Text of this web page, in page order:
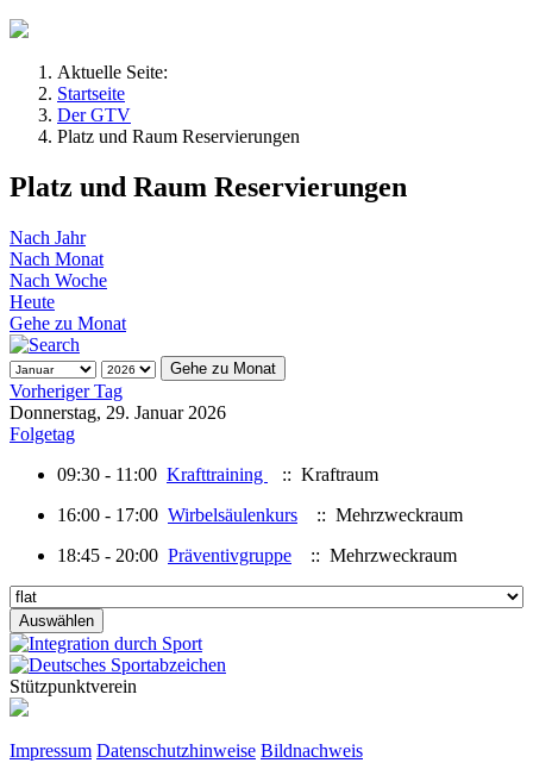
Aktuelle Seite:
Startseite
Der GTV
Platz und Raum Reservierungen
Platz und Raum Reservierungen
Nach Jahr
Nach Monat
Nach Woche
Heute
Gehe zu Monat
Gehe zu Monat
Vorheriger Tag
Donnerstag, 29. Januar 2026
Folgetag
09:30 - 11:00 Krafttraining
:: Kraftraum
16:00 - 17:00 Wirbelsäulenkurs
:: Mehrzweckraum
18:45 - 20:00 Präventivgruppe :: Mehrzweckraum
Stützpunktverein
Impressum Datenschutzhinweise Bildnachweis